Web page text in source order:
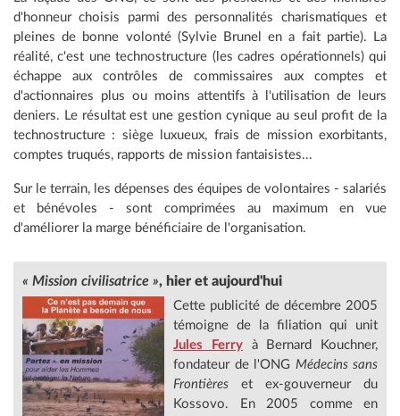
d'honneur choisis parmi des personnalités charismatiques et
pleines de bonne volonté (Sylvie Brunel en a fait partie). La
réalité, c'est une technostructure (les cadres opérationnels) qui
échappe aux contrôles de commissaires aux comptes et
d'actionnaires plus ou moins attentifs à l'utilisation de leurs
deniers. Le résultat est une gestion cynique au seul profit de la
technostructure : siège luxueux, frais de mission exorbitants,
comptes truqués, rapports de mission fantaisistes...
Sur le terrain, les dépenses des équipes de volontaires - salariés
et bénévoles - sont comprimées au maximum en vue
d'améliorer la marge bénéficiaire de l'organisation.
« Mission civilisatrice », hier et aujourd'hui
Cette publicité de décembre 2005
témoigne de la filiation qui unit
Jules Ferryà Bernard Kouchner,
fondateur de l'ONG Médecins sans
Frontières et ex-gouverneur du
Kossovo. En 2005 comme en